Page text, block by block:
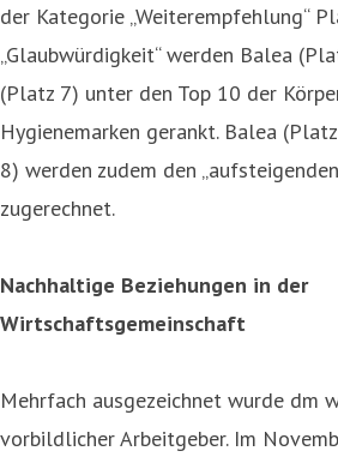
der Kategorie „Weiterempfehlung“
„Glaubwürdigkeit“ werden Balea
(Platz 7) unter den Top 10 der
Hygienemarken gerankt. Balea
8) werden zudem den
zugerechnet.
Nachhaltige Beziehungen in der
Wirtschaftsgemeinschaft
Mehrfach ausgezeichnet wurde dm
vorbildlicher Arbeitgeber. Im